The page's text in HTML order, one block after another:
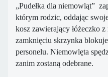
„Pudełka dla niemowląt”
którym rodzic, oddając
kosz zawierający łóżeczko
zamknięciu skrzynka
personelu. Niemowlęta
zanim zostaną odebrane.